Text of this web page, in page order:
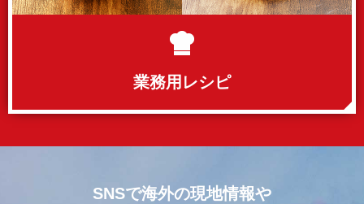
業務用レシピ
SNSで海外の現地情報や